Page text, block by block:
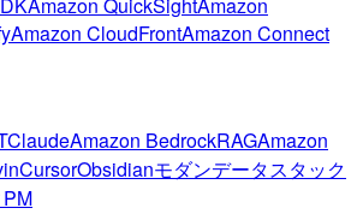
Amazon CloudFrontAmazon Connect
ClaudeAmazon BedrockRAGAmazon
CursorObsidianモダンデータスタック
PM